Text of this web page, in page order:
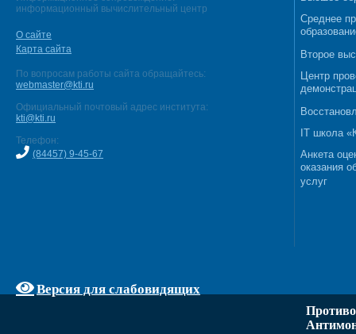
информационный вычислительный центр
О сайте
Карта сайта
По вопросам работы сайта обращайтесь:
webmaster@kti.ru
Официальный почтовый адрес института:
kti@kti.ru
Телефон:
(84457) 9-45-67
Версия для слабовидящих
Среднее
Второе
Центр
IT школа
Анкета
оказания
услуг